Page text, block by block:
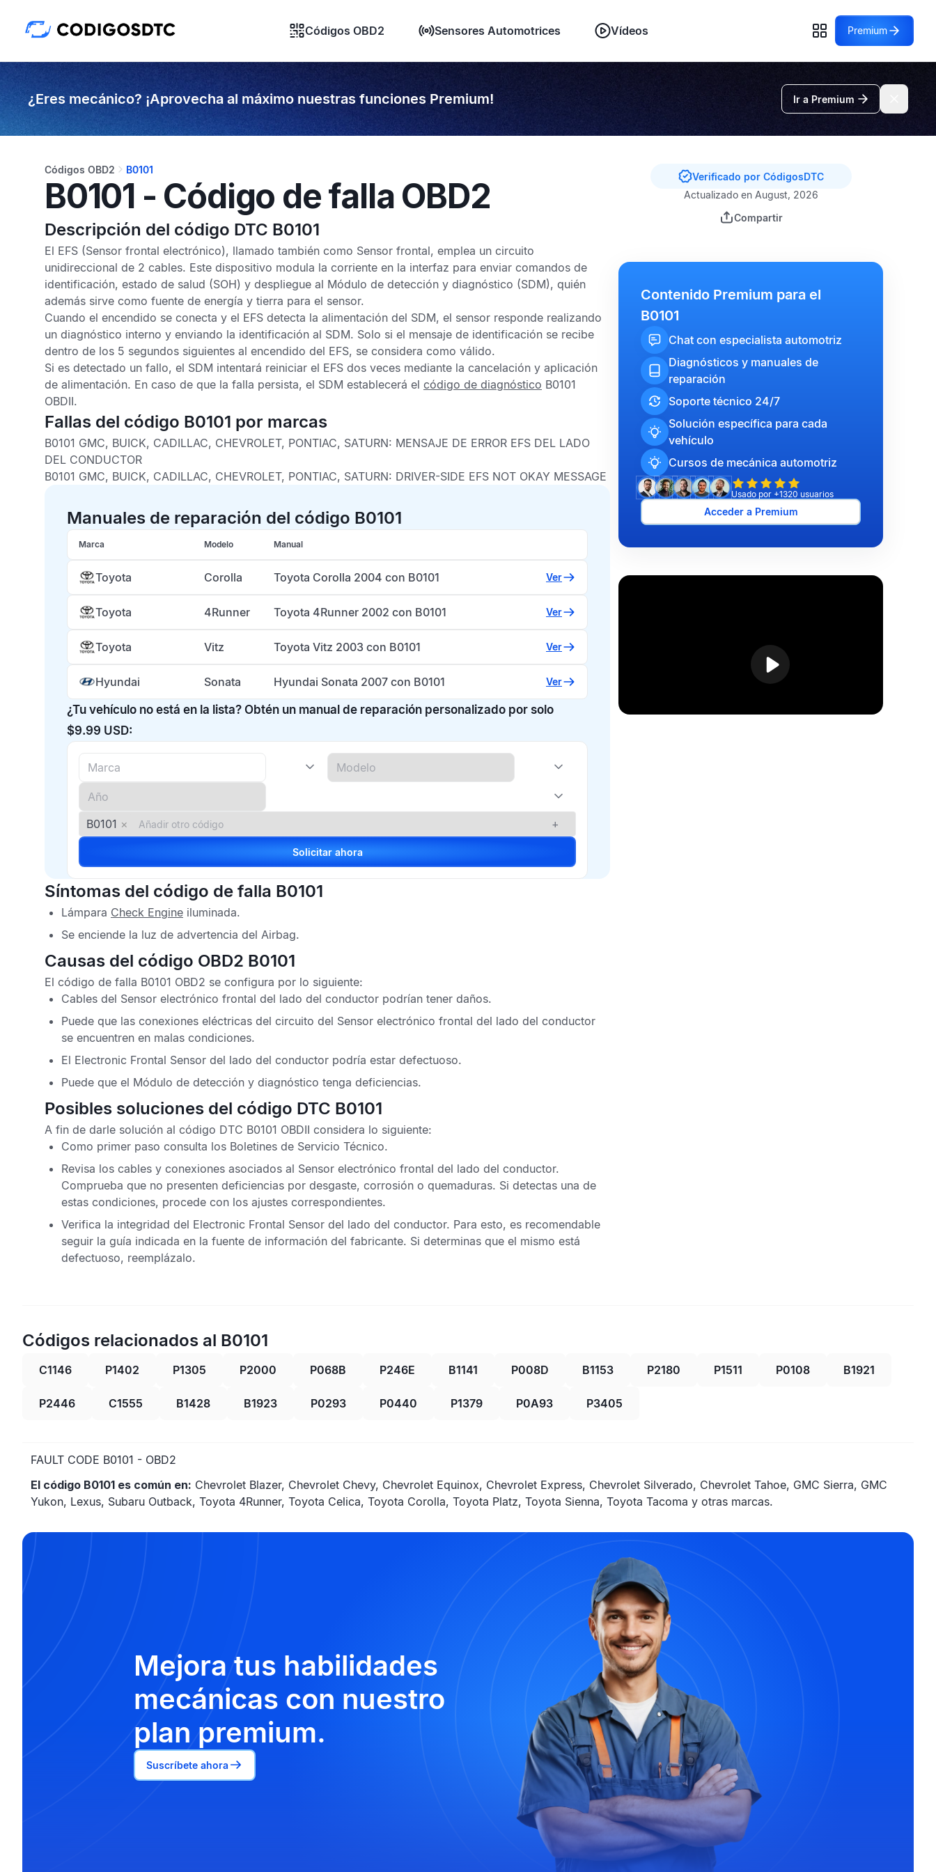
Códigos OBD2 Sensores Automotrices Vídeos Premium
¿Eres mecánico? ¡Aprovecha al máximo nuestras funciones Premium! Ir a Premium
Códigos OBD2 B0101
B0101 - Código de falla OBD2
Descripción del código DTC B0101
El EFS (Sensor frontal electrónico), llamado también como Sensor frontal, emplea un circuito
unidireccional de 2 cables. Este dispositivo modula la corriente en la interfaz para enviar comandos de
identificación, estado de salud (SOH) y despliegue al Módulo de detección y diagnóstico (SDM), quién
además sirve como fuente de energía y tierra para el sensor.
Cuando el encendido se conecta y el EFS detecta la alimentación del SDM, el sensor responde realizando
un diagnóstico interno y enviando la identificación al SDM. Solo si el mensaje de identificación se recibe
dentro de los 5 segundos siguientes al encendido del EFS, se considera como válido.
Si es detectado un fallo, el SDM intentará reiniciar el EFS dos veces mediante la cancelación y aplicación
de alimentación. En caso de que la falla persista, el SDM establecerá el código de diagnóstico B0101
OBDII.
Fallas del código B0101 por marcas
B0101 GMC, BUICK, CADILLAC, CHEVROLET, PONTIAC, SATURN: MENSAJE DE ERROR EFS DEL LADO
DEL CONDUCTOR
B0101 GMC, BUICK, CADILLAC, CHEVROLET, PONTIAC, SATURN: DRIVER-SIDE EFS NOT OKAY MESSAGE
Manuales de reparación del código B0101
Marca Modelo Manual
Toyota Corolla Toyota Corolla 2004 con B0101 Ver
Toyota 4Runner Toyota 4Runner 2002 con B0101 Ver
Toyota Vitz Toyota Vitz 2003 con B0101 Ver
Hyundai Sonata Hyundai Sonata 2007 con B0101 Ver
¿Tu vehículo no está en la lista? Obtén un manual de reparación personalizado por solo
$9.99 USD:
B0101 × +
Solicitar ahora
Síntomas del código de falla B0101
Lámpara Check Engine iluminada.
Se enciende la luz de advertencia del Airbag.
Causas del código OBD2 B0101
El código de falla B0101 OBD2 se configura por lo siguiente:
Cables del Sensor electrónico frontal del lado del conductor podrían tener daños.
Puede que las conexiones eléctricas del circuito del Sensor electrónico frontal del lado del conductor
se encuentren en malas condiciones.
El Electronic Frontal Sensor del lado del conductor podría estar defectuoso.
Puede que el Módulo de detección y diagnóstico tenga deficiencias.
Posibles soluciones del código DTC B0101
A fin de darle solución al código DTC B0101 OBDII considera lo siguiente:
Como primer paso consulta los Boletines de Servicio Técnico.
Revisa los cables y conexiones asociados al Sensor electrónico frontal del lado del conductor.
Comprueba que no presenten deficiencias por desgaste, corrosión o quemaduras. Si detectas una de
estas condiciones, procede con los ajustes correspondientes.
Verifica la integridad del Electronic Frontal Sensor del lado del conductor. Para esto, es recomendable
seguir la guía indicada en la fuente de información del fabricante. Si determinas que el mismo está
defectuoso, reemplázalo.
Verificado por CódigosDTC
Actualizado en August, 2026
Compartir
Contenido Premium para el
B0101
Chat con especialista automotriz
Diagnósticos y manuales de
reparación
Soporte técnico 24/7
Solución específica para cada
vehículo
Cursos de mecánica automotriz
Usado por +1320 usuarios
Acceder a Premium
Códigos relacionados al B0101
C1146 P1402 P1305 P2000 P068B P246E B1141 P008D B1153 P2180 P1511 P0108 B1921
P2446 C1555 B1428 B1923 P0293 P0440 P1379 P0A93 P3405
FAULT CODE B0101 - OBD2
El código B0101 es común en: Chevrolet Blazer, Chevrolet Chevy, Chevrolet Equinox, Chevrolet Express, Chevrolet Silverado, Chevrolet Tahoe, GMC Sierra, GMC
Yukon, Lexus, Subaru Outback, Toyota 4Runner, Toyota Celica, Toyota Corolla, Toyota Platz, Toyota Sienna, Toyota Tacoma y otras marcas.
Mejora tus habilidades
mecánicas con nuestro
plan premium.
Suscríbete ahora